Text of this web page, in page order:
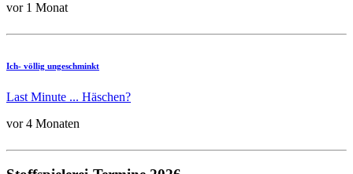
vor 1 Monat
Ich- völlig ungeschminkt
Last Minute ... Häschen?
vor 4 Monaten